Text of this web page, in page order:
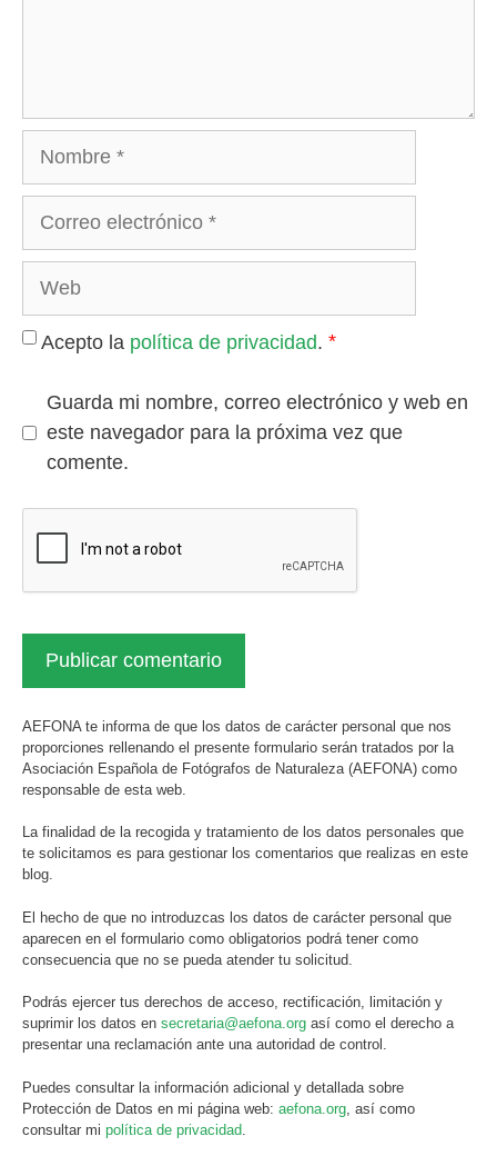
Acepto la política de privacidad. *
Guarda mi nombre, correo electrónico y web en
este navegador para la próxima vez que
comente.
AEFONA te informa de que los datos de carácter personal que nos
proporciones rellenando el presente formulario serán tratados por la
Asociación Española de Fotógrafos de Naturaleza (AEFONA) como
responsable de esta web.
La finalidad de la recogida y tratamiento de los datos personales que
te solicitamos es para gestionar los comentarios que realizas en este
blog.
El hecho de que no introduzcas los datos de carácter personal que
aparecen en el formulario como obligatorios podrá tener como
consecuencia que no se pueda atender tu solicitud.
Podrás ejercer tus derechos de acceso, rectificación, limitación y
suprimir los datos en secretaria@aefona.org así como el derecho a
presentar una reclamación ante una autoridad de control.
Puedes consultar la información adicional y detallada sobre
Protección de Datos en mi página web: aefona.org , así como
consultar mi política de privacidad